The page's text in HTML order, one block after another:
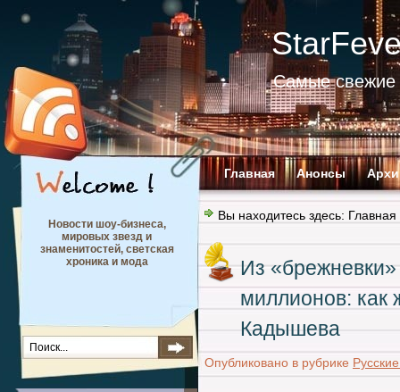
Самые свежие
Главная Анонсы
Новости шоу-бизнеса,
мировых звезд и
знаменитостей, светская
хроника и мода
Вы находитесь здесь: Главная
Из «брежневки»
миллионов: как
Кадышева
Опубликовано в рубрике